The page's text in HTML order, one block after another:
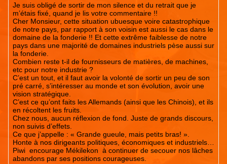
Je suis obligé de sortir de mon silence et du retrait que je
m’étais fixé, quand je lis votre commentaire !!
Cher Monsieur, cette situation ubuesque voire catastrophique
de notre pays, par rapport à son voisin est aussi le cas dans le
domaine de la fonderie !! Et cette extrême faiblesse de notre
pays dans une majorité de domaines industriels pèse aussi sur
la fonderie.
Combien reste t-il de fournisseurs de matières, de machines,
etc pour notre industrie ?
C’est un tout, et il faut avoir la volonté de sortir un peu de son
pré carré, s’intéresser au monde et son évolution, avoir une
vision stratégique.
C’est ce qu’ont faits les Allemands (ainsi que les Chinois), et ils
en récoltent les fruits.
Chez nous, aucun réflexion de fond. Juste de grands discours,
non suivis d’effets.
Ce que j’appelle : « Grande gueule, mais petits bras! ».
Honte à nos dirigeants politiques, économiques et industriels…
Piwi encourage Mékilekon à continuer de secouer nos lâches
abandons par ses positions courageuses.